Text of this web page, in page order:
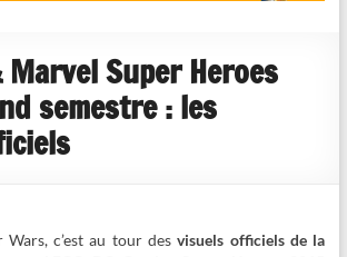
Marvel Super Heroes
semestre : les
Wars, c’est au tour desvisuels officiels de la